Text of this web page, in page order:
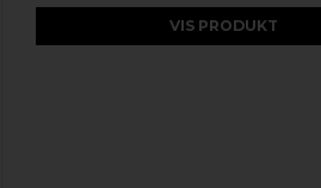
VIS PRODUKT